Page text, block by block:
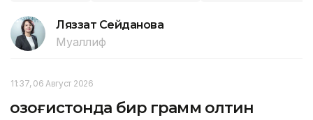
Ляззат Сейданова
Муаллиф
11:37, 06 Август 2026
Қозоғистонда бир грамм олтин